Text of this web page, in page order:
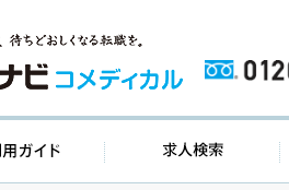
ご利用ガイド